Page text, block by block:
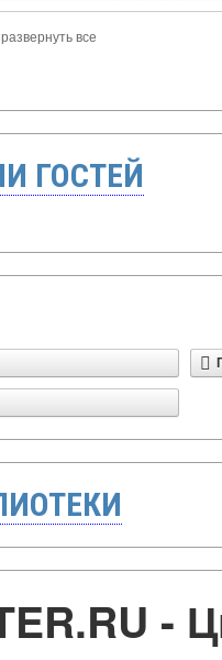
развернуть все
ГОСТЕЙ
-